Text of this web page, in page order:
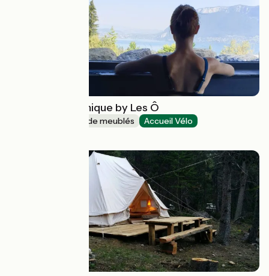
Le gîte panoramique by Les Ô
Gîtes et locations de meublés Accueil Vélo